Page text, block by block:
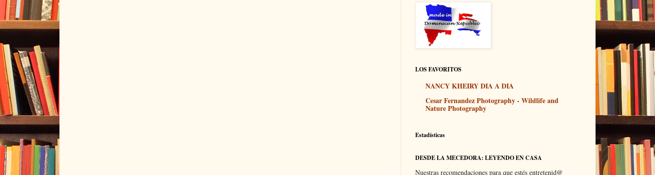
LOS FAVORITOS
NANCY KHEIRY DIA A DIA
Cesar Fernandez Photography - Wildlife and
Nature Photography
Estadísticas
DESDE LA MECEDORA: LEYENDO EN CASA
Nuestras recomendaciones para que estés entretenid@